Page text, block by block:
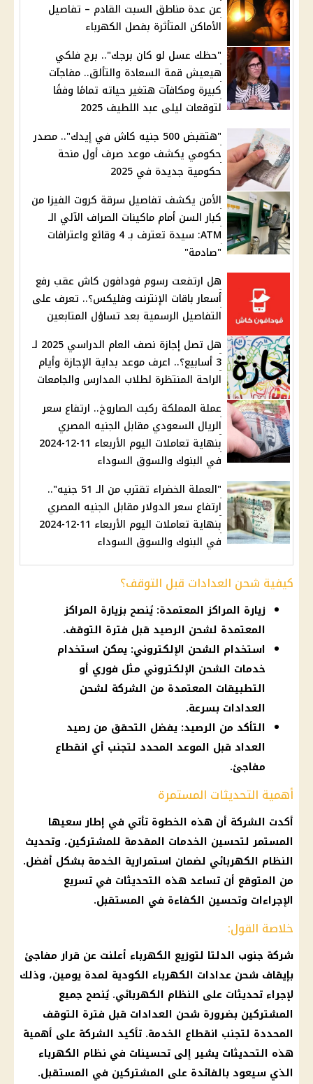
عن عدة مناطق السبت القادم – تفاصيل
الأماكن المتأثرة بفصل الكهرباء
"حظك عسل لو كان برجك".. برج فلكي
هيعيش قمة السعادة والتألق.. مفاجآت
كبيرة ومكافآت هتغير حياته تمامًا وفقًا
لتوقعات ليلى عبد اللطيف 2025
"هتقبض 500 جنيه كاش في إيدك".. مصدر
حكومي يكشف موعد صرف أول منحة
حكومية جديدة في 2025
الأمن يكشف تفاصيل سرقة كروت الفيزا من
كبار السن أمام ماكينات الصراف الآلي الـ
ATM: سيدة تعترف بـ 4 وقائع واعترافات
"صادمة"
هل ارتفعت رسوم فودافون كاش عقب رفع
أسعار باقات الإنترنت وفليكس؟.. تعرف على
التفاصيل الرسمية بعد تساؤل المتابعين
هل تصل إجازة نصف العام الدراسي 2025 لـ
3 أسابيع؟.. اعرف موعد بداية الإجازة وأيام
الراحة المنتظرة لطلاب المدارس والجامعات
عملة المملكة ركبت الصاروخ.. ارتفاع سعر
الريال السعودي مقابل الجنيه المصري
بنهاية تعاملات اليوم الأربعاء 11-12-2024
في البنوك والسوق السوداء
"العملة الخضراء تقترب من الـ 51 جنيه"..
ارتفاع سعر الدولار مقابل الجنيه المصري
بنهاية تعاملات اليوم الأربعاء 11-12-2024
في البنوك والسوق السوداء
كيفية شحن العدادات قبل التوقف؟
زيارة المراكز المعتمدة: يُنصح بزيارة المراكز
المعتمدة لشحن الرصيد قبل فترة التوقف.
استخدام الشحن الإلكتروني: يمكن استخدام
خدمات الشحن الإلكتروني مثل فوري أو
التطبيقات المعتمدة من الشركة لشحن
العدادات بسرعة.
التأكد من الرصيد: يفضل التحقق من رصيد
العداد قبل الموعد المحدد لتجنب أي انقطاع
مفاجئ.
أهمية التحديثات المستمرة
أكدت الشركة أن هذه الخطوة تأتي في إطار سعيها
المستمر لتحسين الخدمات المقدمة للمشتركين، وتحديث
النظام الكهربائي لضمان استمرارية الخدمة بشكل أفضل.
من المتوقع أن تساعد هذه التحديثات في تسريع
الإجراءات وتحسين الكفاءة في المستقبل.
خلاصة القول:
شركة جنوب الدلتا لتوزيع الكهرباء أعلنت عن قرار مفاجئ
بإيقاف شحن عدادات الكهرباء الكودية لمدة يومين، وذلك
لإجراء تحديثات على النظام الكهربائي. يُنصح جميع
المشتركين بضرورة شحن العدادات قبل فترة التوقف
المحددة لتجنب انقطاع الخدمة. تأكيد الشركة على أهمية
هذه التحديثات يشير إلى تحسينات في نظام الكهرباء
الذي سيعود بالفائدة على المشتركين في المستقبل.